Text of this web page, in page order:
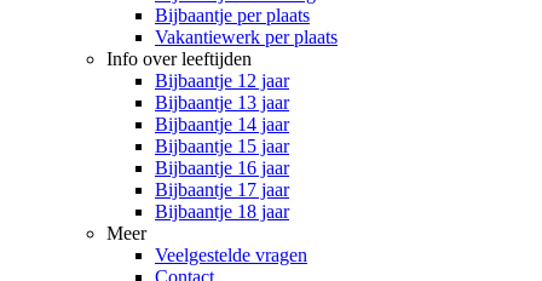
Bijbaantje per plaats
Vakantiewerk per plaats
Info over leeftijden
Bijbaantje 12 jaar
Bijbaantje 13 jaar
Bijbaantje 14 jaar
Bijbaantje 15 jaar
Bijbaantje 16 jaar
Bijbaantje 17 jaar
Bijbaantje 18 jaar
Meer
Veelgestelde vragen
Contact